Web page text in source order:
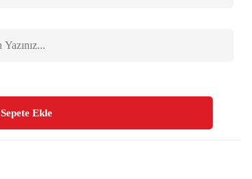
Sepete Ekle